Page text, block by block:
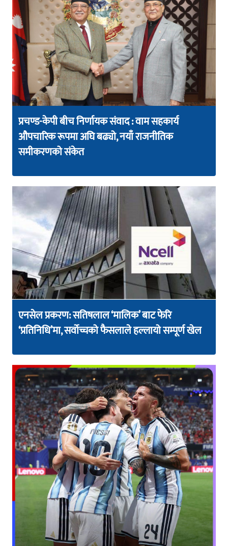
प्रचण्ड-केपी बीच निर्णायक संवाद : वाम सहकार्य
औपचारिक रूपमा अघि बढ्यो, नयाँ राजनीतिक
समीकरणको संकेत
एनसेल प्रकरण: सतिषलाल ‘मालिक’ बाट फेरि
‘प्रतिनिधि’मा, सर्वोच्चको फैसलाले हल्लायो सम्पूर्ण खेल